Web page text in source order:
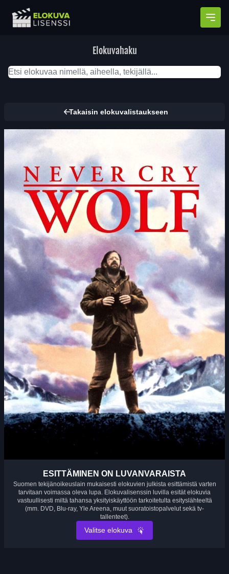
Elokuvahaku
Takaisin elokuvalistaukseen
ESITTÄMINEN ON LUVANVARAISTA
Suomen tekijänoikeuslain mukaisesti elokuvien julkista esittämistä varten
tarvitaan voimassa oleva lupa. Elokuvalisenssin luvilla esität elokuvia
vastuullisesti miltä tahansa yksityiskäyttöön tarkoitetulta esityslähteeltä
(mm. DVD, Blu-ray, Yle Areena, muut suoratoistopalvelut sekä tv-
tallenteet).
Valitse elokuva